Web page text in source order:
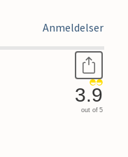
Anmeldelser
3.9
out of 5